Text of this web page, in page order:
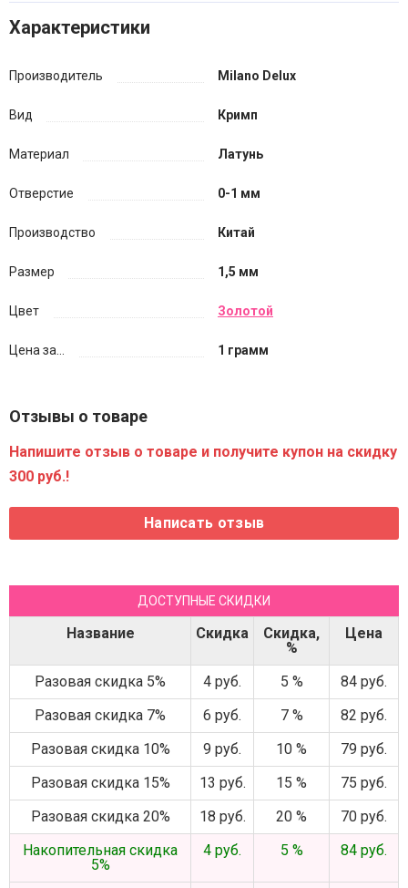
Характеристики
Производитель Milano Delux
Вид Кримп
Материал Латунь
Отверстие 0-1 мм
Производство Китай
Размер 1,5 мм
Цвет Золотой
Цена за... 1 грамм
Отзывы о товаре
Напишите отзыв о товаре и получите купон на скидку
300 руб.!
ДОСТУПНЫЕ СКИДКИ
Название Скидка
Скидка,
%
Цена
Разовая скидка 5% 4 руб. 5 %
84 руб.
Разовая скидка 7%
6 руб. 7 %
82 руб.
Разовая скидка 10%
9 руб. 10 %
79 руб.
Разовая скидка 15%
13 руб. 15 %
75 руб.
Разовая скидка 20%
18 руб. 20 %
70 руб.
Накопительная скидка
5%
4 руб. 5 % 84 руб.